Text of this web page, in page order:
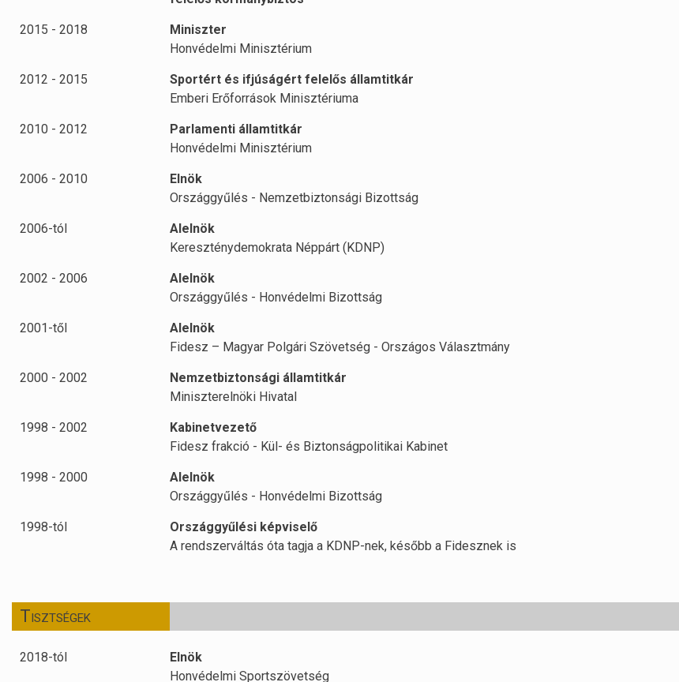
2015 - 2018
Miniszter
Honvédelmi Minisztérium
2012 - 2015
Sportért és ifjúságért felelős államtitkár
Emberi Erőforrások Minisztériuma
2010 - 2012
Parlamenti államtitkár
Honvédelmi Minisztérium
2006 - 2010
Elnök
Országgyűlés - Nemzetbiztonsági Bizottság
2006-tól
Alelnök
Kereszténydemokrata Néppárt (KDNP)
2002 - 2006
Alelnök
Országgyűlés - Honvédelmi Bizottság
2001-től
Alelnök
Fidesz – Magyar Polgári Szövetség - Országos Választmány
2000 - 2002
Nemzetbiztonsági államtitkár
Miniszterelnöki Hivatal
1998 - 2002
Kabinetvezető
Fidesz frakció - Kül- és Biztonságpolitikai Kabinet
1998 - 2000
Alelnök
Országgyűlés - Honvédelmi Bizottság
1998-tól
Országgyűlési képviselő
A rendszerváltás óta tagja a KDNP-nek, később a Fidesznek is
Tisztségek
2018-tól
Elnök
Honvédelmi Sportszövetség